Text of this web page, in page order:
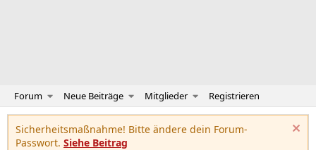
Forum Neue Beiträge Mitglieder Registrieren
Sicherheitsmaßnahme! Bitte ändere dein Forum-
Passwort. Siehe Beitrag